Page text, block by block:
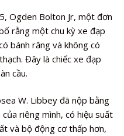
Ogden Bolton Jr, một đơn
rằng một chu kỳ xe đạp
bánh răng và không có
Đây là chiếc xe đạp
cầu.
W. Libbey đã nộp bằng
riêng mình, có hiệu suất
và bộ động cơ thấp hơn,